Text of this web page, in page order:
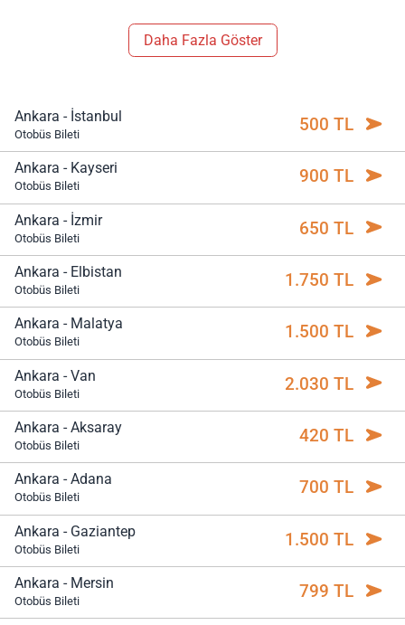
Daha Fazla Göster
Ankara - İstanbul
Otobüs Bileti 500 TL
Ankara - Kayseri
Otobüs Bileti 900 TL
Ankara - İzmir
Otobüs Bileti 650 TL
Ankara - Elbistan
Otobüs Bileti 1.750 TL
Ankara - Malatya
Otobüs Bileti 1.500 TL
Ankara - Van
Otobüs Bileti 2.030 TL
Ankara - Aksaray
Otobüs Bileti 420 TL
Ankara - Adana
Otobüs Bileti 700 TL
Ankara - Gaziantep
Otobüs Bileti 1.500 TL
Ankara - Mersin
Otobüs Bileti 799 TL